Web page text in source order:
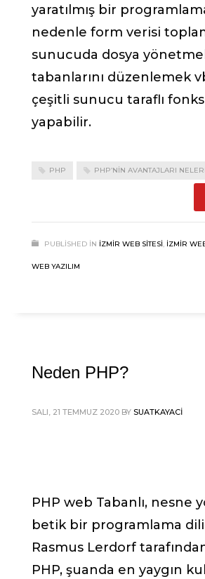
yaratılmış bir
nedenle form verisi
sunucuda dosya
tabanlarını düzenlemek
çeşitli sunucu taraflı
yapabilir.
PHP PHP’NIN AVANTAJLARI
PUBLISHED IN İZMIR WEB SITESI, İZMIR
WEB YAZILIM
Neden PHP?
SALI, 21 TEMMUZ 2020 BY SUATKAYACI
PHP web Tabanlı, nesne
betik bir programlama
Rasmus Lerdorf
PHP, şuanda en yaygın